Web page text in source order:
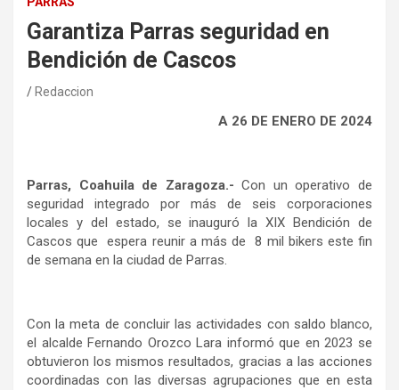
Garantiza Parras seguridad en
Bendición de Cascos
Redaccion
A 26 DE ENERO DE 2024
Parras, Coahuila de Zaragoza.- Con un operativo de
seguridad integrado por más de seis corporaciones
locales y del estado, se inauguró la XIX Bendición de
Cascos que espera reunir a más de 8 mil bikers este fin
de semana en la ciudad de Parras.
Con la meta de concluir las actividades con saldo blanco,
el alcalde Fernando Orozco Lara informó que en 2023 se
obtuvieron los mismos resultados, gracias a las acciones
coordinadas con las diversas agrupaciones que en esta